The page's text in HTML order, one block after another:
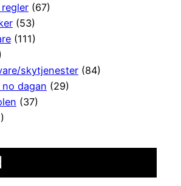
(67)
(53)
(111)
skytjenester (84)
no dagan (29)
(37)